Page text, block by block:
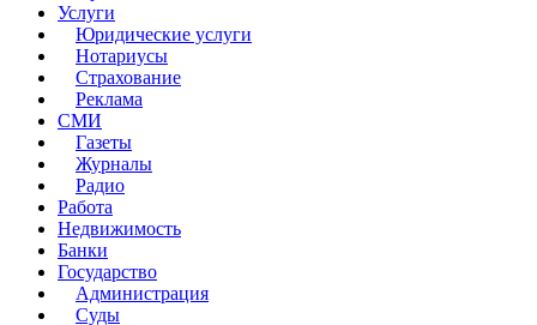
Услуги
Юридические услуги
Нотариусы
Страхование
Реклама
СМИ
Газеты
Журналы
Радио
Работа
Недвижимость
Банки
Государство
Администрация
Суды